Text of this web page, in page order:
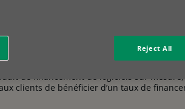
de financement de logiciels sur
clients de bénéficier d’un taux de
Reject All